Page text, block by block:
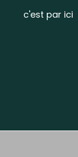
c'est par ici